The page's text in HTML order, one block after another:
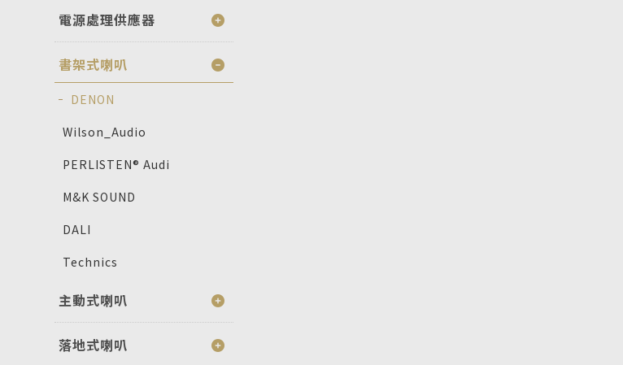
電源處理供應器
書架式喇叭
DENON
Wilson_Audio
PERLISTEN® Audi
M&K SOUND
DALI
Technics
主動式喇叭
落地式喇叭